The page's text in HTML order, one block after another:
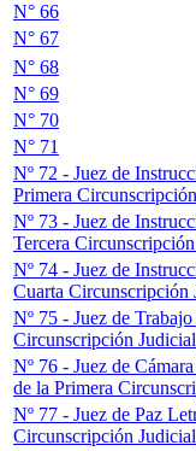
N° 66
N° 67
N° 68
N° 69
N° 70
N° 71
Nº 72 - Juez de
Primera
Nº 73 - Juez de
Tercera
Nº 74 - Juez de
Cuarta Circunscripción
Nº 75 - Juez de
Circunscripción
Nº 76 - Juez de
de la Primera
Nº 77 - Juez de Paz
Circunscripción